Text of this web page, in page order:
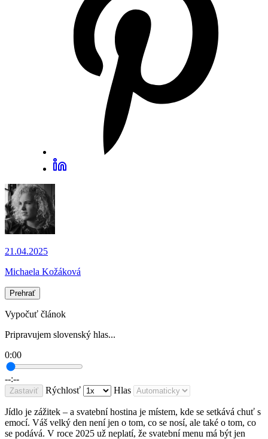
21.04.2025
Michaela Kožáková
Prehrať
Vypočuť článok
Pripravujem slovenský hlas...
0:00
--:--
Zastaviť Rýchlosť Hlas
Jídlo je zážitek – a svatební hostina je místem, kde se setkává chuť s
emocí. Váš velký den není jen o tom, co se nosí, ale také o tom, co
se podává. V roce 2025 už neplatí, že svatební menu má být jen